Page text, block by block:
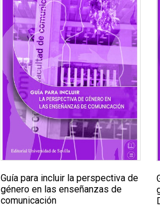
Guía para incluir la perspectiva de
género en las enseñanzas de
comunicación